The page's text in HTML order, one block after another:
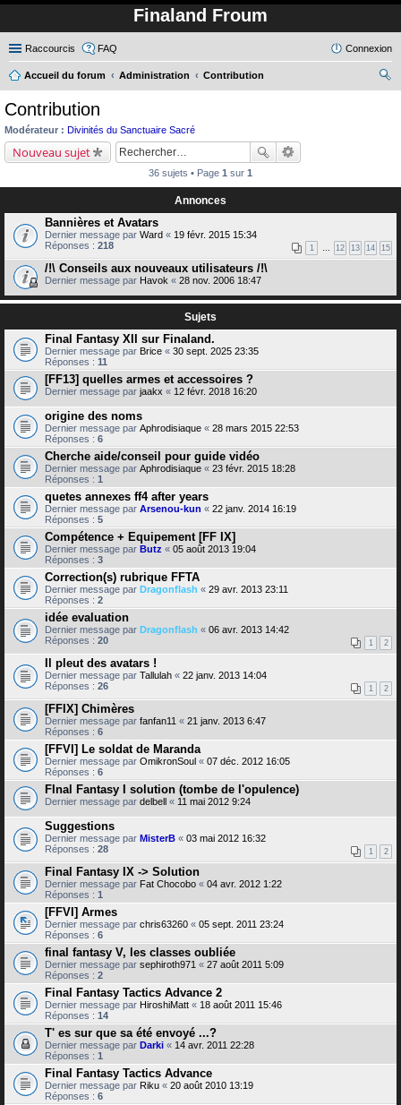
Finaland Froum
Raccourcis FAQ Connexion
Accueil du forum Administration
Contribution
Contribution
Modérateur : Divinités du Sanctuaire Sacré
Nouveau sujet
36 sujets • Page 1 sur 1
Annonces
Bannières et Avatars
Dernier message par Ward « 19 févr. 2015 15:34
Réponses : 218 1 12 13 14 15
/!\ Conseils aux nouveaux utilisateurs /!\
Dernier message par Havok « 28 nov. 2006 18:47
Sujets
Final Fantasy XII sur Finaland.
Dernier message par Brice « 30 sept. 2025 23:35
Réponses : 11
[FF13] quelles armes et accessoires ?
Dernier message par jaakx « 12 févr. 2018 16:20
origine des noms
Dernier message par Aphrodisiaque « 28 mars 2015 22:53
Réponses : 6
Cherche aide/conseil pour guide vidéo
Dernier message par Aphrodisiaque « 23 févr. 2015 18:28
Réponses : 1
quetes annexes ff4 after years
Dernier message par Arsenou-kun « 22 janv. 2014 16:19
Réponses : 5
Compétence + Equipement [FF IX]
Dernier message par Butz « 05 août 2013 19:04
Réponses : 3
Correction(s) rubrique FFTA
Dernier message par Dragonflash « 29 avr. 2013 23:11
Réponses : 2
idée evaluation
Dernier message par Dragonflash « 06 avr. 2013 14:42
Réponses : 20 1 2
Il pleut des avatars !
Dernier message par Tallulah « 22 janv. 2013 14:04
Réponses : 26 1 2
[FFIX] Chimères
Dernier message par fanfan11 « 21 janv. 2013 6:47
Réponses : 6
[FFVI] Le soldat de Maranda
Dernier message par OmikronSoul « 07 déc. 2012 16:05
Réponses : 6
FInal Fantasy I solution (tombe de l'opulence)
Dernier message par delbell « 11 mai 2012 9:24
Suggestions
Dernier message par MisterB « 03 mai 2012 16:32
Réponses : 28 1 2
Final Fantasy IX -> Solution
Dernier message par Fat Chocobo « 04 avr. 2012 1:22
Réponses : 1
[FFVI] Armes
Dernier message par chris63260 « 05 sept. 2011 23:24
Réponses : 6
final fantasy V, les classes oubliée
Dernier message par sephiroth971 « 27 août 2011 5:09
Réponses : 2
Final Fantasy Tactics Advance 2
Dernier message par HiroshiMatt « 18 août 2011 15:46
Réponses : 14
T' es sur que sa été envoyé ...?
Dernier message par Darki « 14 avr. 2011 22:28
Réponses : 1
Final Fantasy Tactics Advance
Dernier message par Riku « 20 août 2010 13:19
Réponses : 6